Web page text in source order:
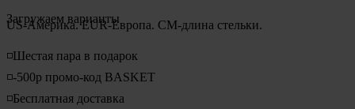
Loading...
Загружаем варианты
US-Америка. EUR-Европа. CM-длина стельки.
◽️Шестая пара в подарок
◽️-500р промо-код BASKET
◽️Бесплатная доставка